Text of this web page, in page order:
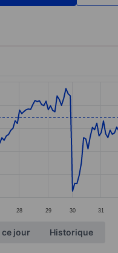
28 29 30 31
ce jour Historique